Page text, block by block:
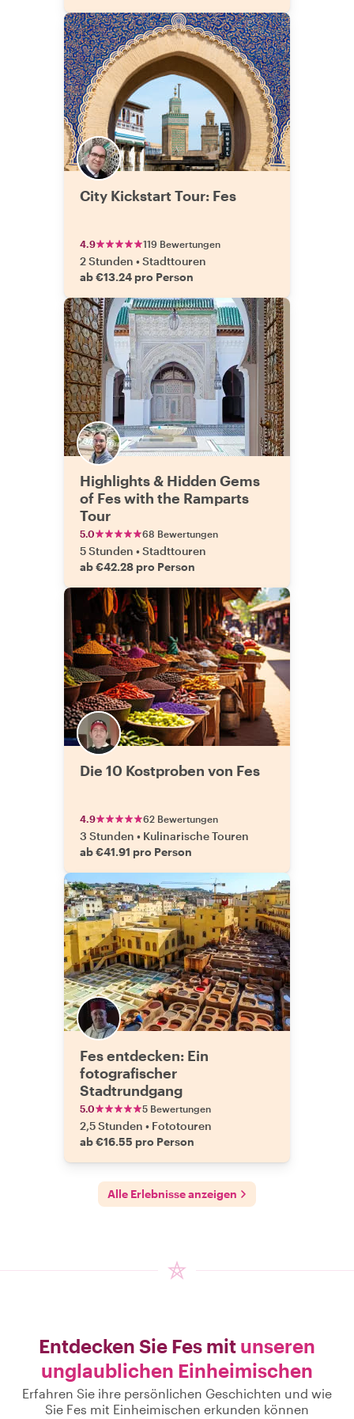
City Kickstart Tour: Fes
4.9 119 Bewertungen
2 Stunden •Stadttouren
ab €13.24 pro Person
Highlights & Hidden Gems
of Fes with the Ramparts
Tour
5.0 68 Bewertungen
5 Stunden •Stadttouren
ab €42.28 pro Person
Die 10 Kostproben von Fes
4.9 62 Bewertungen
3 Stunden • Kulinarische Touren
ab €41.91 pro Person
Fes entdecken: Ein
fotografischer
Stadtrundgang
5.0 5 Bewertungen
2,5 Stunden • Fototouren
ab €16.55 pro Person
Alle Erlebnisse anzeigen
Entdecken Sie Fes mit unseren
unglaublichen Einheimischen
Erfahren Sie ihre persönlichen Geschichten und wie
Sie Fes mit Einheimischen erkunden können